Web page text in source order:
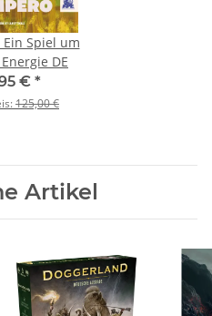
Spiel um
DE
€ *
125,00 €
Artikel